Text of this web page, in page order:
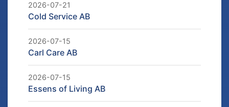
2026-07-21
Cold Service AB
2026-07-15
Carl Care AB
2026-07-15
Essens of Living AB